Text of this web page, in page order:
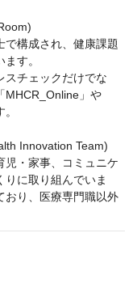
で構成され、健康課題
す。
スチェックだけでな
MHCR_Online」や
Innovation Team)
児・家事、コミュニケ
に取り組んでいま
おり、医療専門職以外